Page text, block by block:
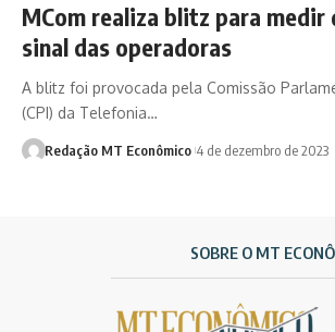
MCom realiza blitz para medir
sinal das operadoras
A blitz foi provocada pela Comissão
(CPI) da Telefonia…
Redação MT Econômico 4 de dezembro de 2023
SOBRE O MT